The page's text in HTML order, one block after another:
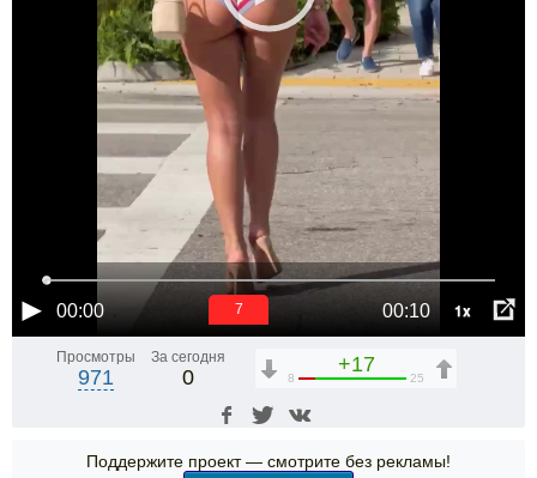
00:00 00:10 1x
6
Просмотры
971
За сегодня
0
+17
8 25
Поддержите проект — смотрите без рекламы!